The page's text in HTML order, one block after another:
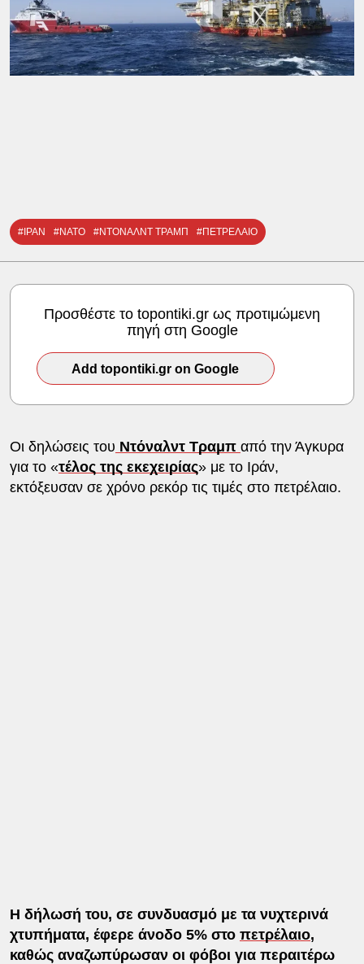
#ΙΡΑΝ #ΝΑΤΟ #ΝΤΟΝΑΛΝΤ ΤΡΑΜΠ #ΠΕΤΡΕΛΑΙΟ
Προσθέστε το topontiki.gr ως προτιμώμενη
πηγή στη Google
Add topontiki.gr on Google
Οι δηλώσεις του Ντόναλντ Τραμπ από την Άγκυρα
για το «τέλος της εκεχειρίας» με το Ιράν,
εκτόξευσαν σε χρόνο ρεκόρ τις τιμές στο πετρέλαιο.
Η δήλωσή του, σε συνδυασμό με τα νυχτερινά
χτυπήματα, έφερε άνοδο 5% στο πετρέλαιο,
καθώς αναζωπύρωσαν οι φόβοι για περαιτέρω